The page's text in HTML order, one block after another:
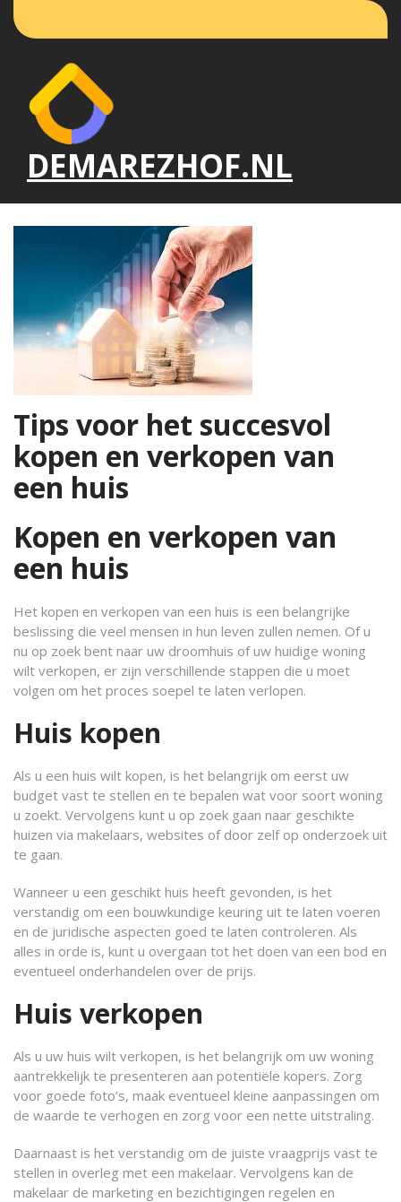
de
DEMAREZHOF.NL
Tips voor het succesvol
kopen en verkopen van
een huis
Kopen en verkopen van
een huis
Het kopen en verkopen van een huis is een belangrijke
beslissing die veel mensen in hun leven zullen nemen. Of u
nu op zoek bent naar uw droomhuis of uw huidige woning
wilt verkopen, er zijn verschillende stappen die u moet
volgen om het proces soepel te laten verlopen.
Huis kopen
Als u een huis wilt kopen, is het belangrijk om eerst uw
budget vast te stellen en te bepalen wat voor soort woning
u zoekt. Vervolgens kunt u op zoek gaan naar geschikte
huizen via makelaars, websites of door zelf op onderzoek uit
te gaan.
Wanneer u een geschikt huis heeft gevonden, is het
verstandig om een bouwkundige keuring uit te laten voeren
en de juridische aspecten goed te laten controleren. Als
alles in orde is, kunt u overgaan tot het doen van een bod en
eventueel onderhandelen over de prijs.
Huis verkopen
Als u uw huis wilt verkopen, is het belangrijk om uw woning
aantrekkelijk te presenteren aan potentiële kopers. Zorg
voor goede foto’s, maak eventueel kleine aanpassingen om
de waarde te verhogen en zorg voor een nette uitstraling.
Daarnaast is het verstandig om de juiste vraagprijs vast te
stellen in overleg met een makelaar. Vervolgens kan de
makelaar de marketing en bezichtigingen regelen en